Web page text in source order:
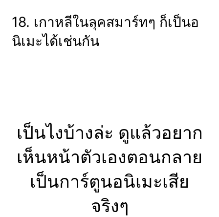
18. เกาหลีในลุคสมาร์ทๆ ก็เป็นอ
นิเมะได้เช่นกัน
เป็นไงบ้างล่ะ ดูแล้วอยาก
เห็นหน้าตัวเองตอนกลาย
เป็นการ์ตูนอนิเมะเสีย
จริงๆ